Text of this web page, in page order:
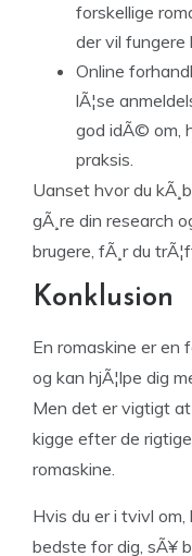
forskellige
der vil fungere
Online
lÃ¦se
god idÃ© om,
praksis.
Uanset hvor du
gÃ¸re din research
brugere, fÃ¸r du
Konklusion
En romaskine er en
og kan hjÃ¦lpe dig
Men det er vigtigt
kigge efter de
romaskine.
Hvis du er i tvivl
bedste for dig, sÃ¥